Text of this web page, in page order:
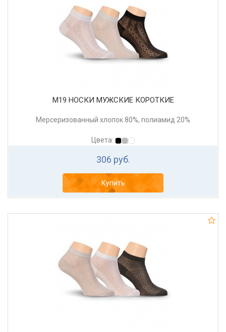
М19 НОСКИ МУЖСКИЕ КОРОТКИЕ
Мерсеризованный хлопок 80%, полиамид 20%
Цвета:
306 руб.
Купить